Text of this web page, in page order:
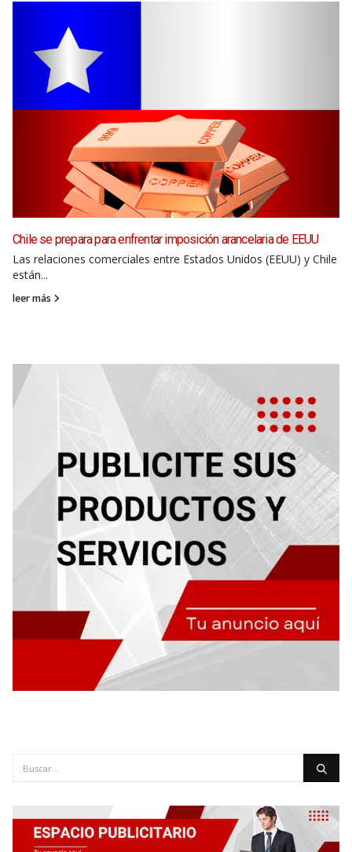
Chile se prepara para enfrentar imposición arancelaria de EEUU
Las relaciones comerciales entre Estados Unidos (EEUU) y Chile
están...
leer más